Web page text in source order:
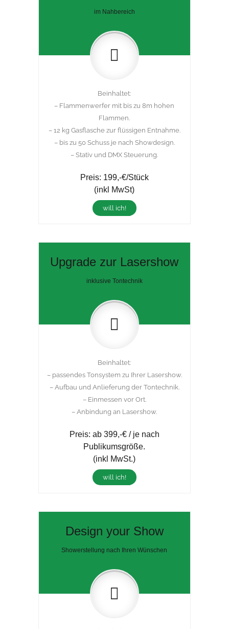
im Nahbereich
Beinhaltet:
– Flammenwerfer mit bis zu 8m hohen
Flammen.
– 12 kg Gasflasche zur flüssigen Entnahme.
– bis zu 50 Schuss je nach Showdesign.
– Stativ und DMX Steuerung.
Preis: 199,-€/Stück
(inkl MwSt)
will ich!
Upgrade zur Lasershow
inklusive Tontechnik
Beinhaltet:
– passendes Tonsystem zu Ihrer Lasershow.
– Aufbau und Anlieferung der Tontechnik.
– Einmessen vor Ort.
– Anbindung an Lasershow.
Preis: ab 399,-€ / je nach
Publikumsgröße.
(inkl MwSt.)
will ich!
Design your Show
Showerstellung nach Ihren Wünschen